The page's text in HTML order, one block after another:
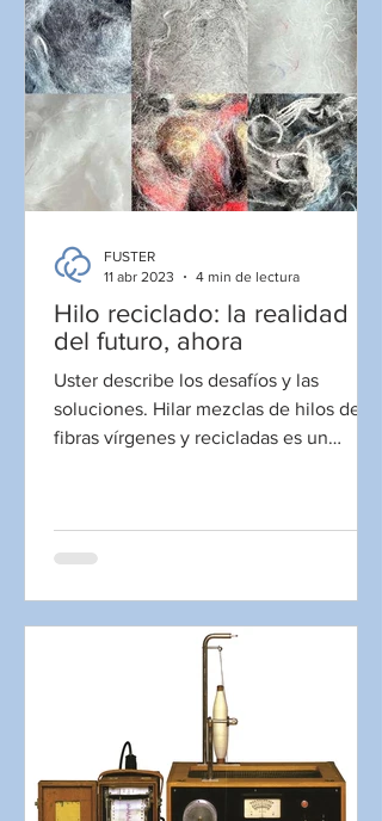
Hilo reciclado: la realidad
del futuro, ahora
Uster describe los desafíos y las
soluciones. Hilar mezclas de hilos de
fibras vírgenes y recicladas es un
FUSTER
11 abr 2023
4 min de lectura